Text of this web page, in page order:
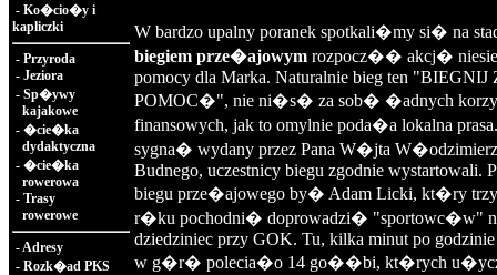
- Ko�cio�y i
kapliczki
- Przyroda
- Jeziora
- Sp�ywy
kajakowe
- �cie�ka
dydaktyczna
- �cie�ka
rowerowa
- Trasy
rowerowe
-Adresy
- Rozk�ad PKS
W bardzo upalny poranek spotkali�my si� na
biegiem prze�ajowym rozpocz�� akcj�
pomocy dla Marka. Naturalnie bieg ten "BIEGNIJ
POMOC�", nie ni�s� za sob� �adnych
finansowych, jak to omylnie poda�a lokalna
sygna� wydany przez Pana W�jta
Budnego, uczestnicy biegu zgodnie wystartowali.
biegu prze�ajowego by� Adam Licki, kt�ry
r�ku pochodni� doprowadzi� "sportowc�w"
dziedziniec przy GOK. Tu, kilka minut po
w g�r� polecia�o 14 go��bi, kt�rych